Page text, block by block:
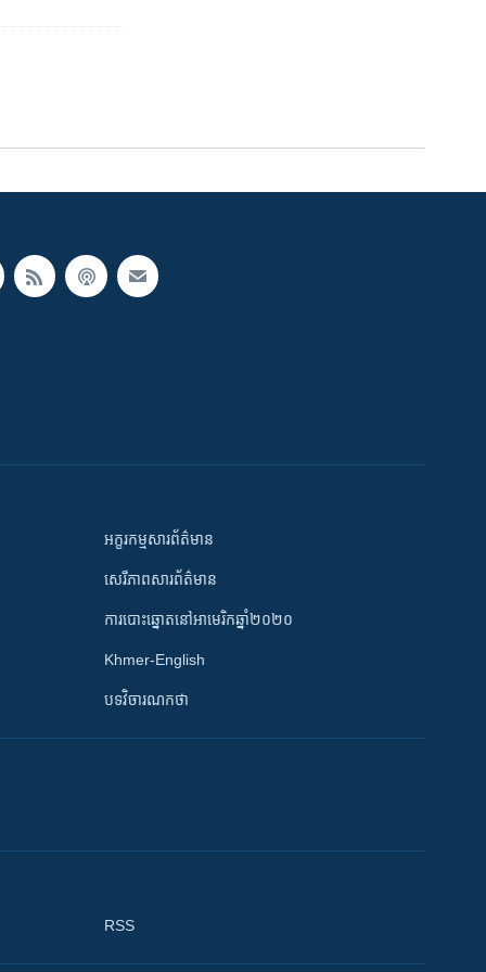
អក្ខរកម្មសារព័ត៌មាន
សេរីភាពសារព័ត៌មាន
ការបោះឆ្នោតនៅអាមេរិកឆ្នាំ២០២០
Khmer-English
បទវិចារណកថា
RSS